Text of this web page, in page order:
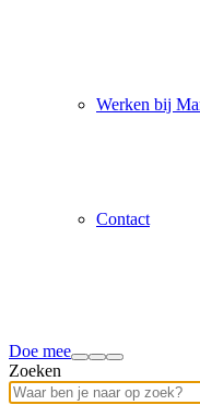
Werken bij
Contact
Doe mee
Zoeken